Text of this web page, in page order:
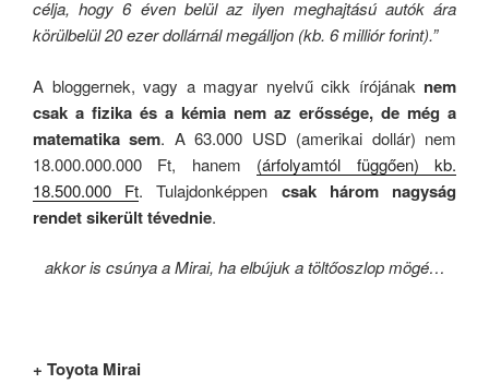
célja, hogy 6 éven belül az ilyen meghajtású autók ára
körülbelül 20 ezer dollárnál megálljon (kb. 6 milliór forint).”
A bloggernek, vagy a magyar nyelvű cikk írójának nem
csak a fizika és a kémia nem az erőssége, de még a
matematika sem. A 63.000 USD (amerikai dollár) nem
18.000.000.000 Ft, hanem (árfolyamtól függően) kb.
18.500.000 Ft. Tulajdonképpen csak három nagyság
rendet sikerült tévednie.
akkor is csúnya a Mirai, ha elbújuk a töltőoszlop mögé…
+ Toyota Mirai